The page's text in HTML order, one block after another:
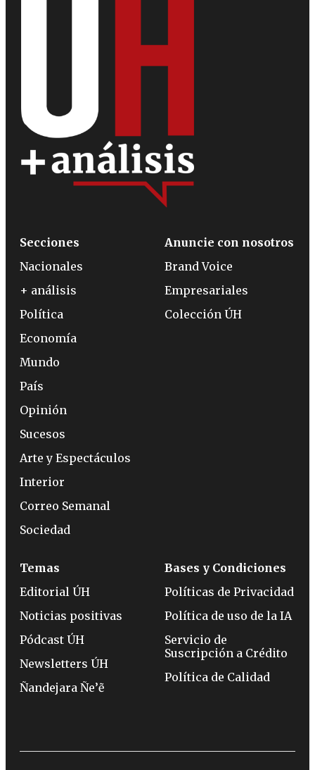
Secciones
Nacionales
+ análisis
Política
Economía
Mundo
País
Opinión
Sucesos
Arte y Espectáculos
Interior
Correo Semanal
Sociedad
Anuncie con nosotros
Brand Voice
Empresariales
Colección ÚH
Temas
Editorial ÚH
Noticias positivas
Pódcast ÚH
Newsletters ÚH
Ñandejara Ñe’ẽ
Bases y Condiciones
Políticas de Privacidad
Política de uso de la IA
Servicio de
Suscripción a Crédito
Política de Calidad